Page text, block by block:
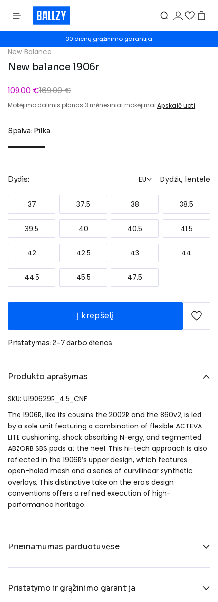
30 dienų grąžinimo garantija
New Balance
New balance 1906r
109.00 €169.00 €
Mokėjimo dalimis planas 3 mėnesiniai mokėjimai Apskaičiuoti
Spalva: Pilka
Dydis: EU Dydžių lentelė
37 37.5 38 38.5
39.5 40 40.5 41.5
42 42.5 43 44
44.5 45.5 47.5
Į krepšelį
Pristatymas: 2–7 darbo dienos
Produkto aprašymas
SKU: U190629R_4.5_CNF
The 1906R, like its cousins the 2002R and the 860v2, is led
by a sole unit featuring a combination of flexible ACTEVA
LITE cushioning, shock absorbing N-ergy, and segmented
ABZORB SBS pods at the heel. This hi-tech approach is also
reflected in the 1906R’s upper design, which features
open-holed mesh and a series of curvilinear synthetic
overlays. This distinctive take on the era’s design
conventions offers a refined execution of high-
performance heritage.
Prieinamumas parduotuvėse
Pristatymo ir grąžinimo garantija